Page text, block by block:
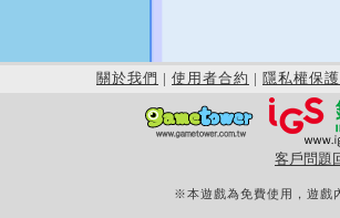
關於我們 | 使用者合約 | 隱私權保護
客戶問題
※本遊戲為免費使用，遊戲